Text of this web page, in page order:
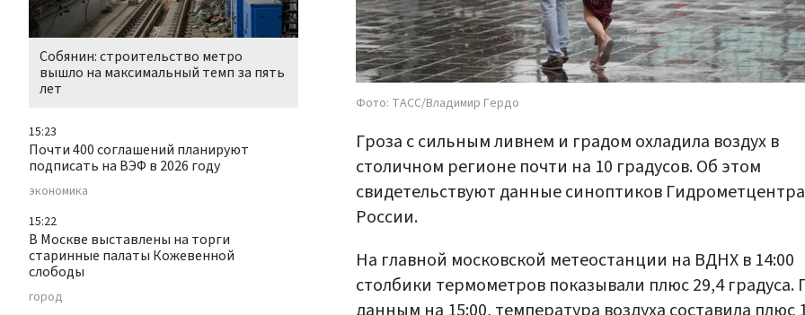
Собянин: строительство метро
вышло на максимальный темп за пять
лет
15:23
Почти 400 соглашений планируют
подписать на ВЭФ в 2026 году
экономика
15:22
В Москве выставлены на торги
старинные палаты Кожевенной
слободы
город
Фото: ТАСС/Владимир Гердо
Гроза с сильным ливнем и градом охладила воздух в
столичном регионе почти на 10 градусов. Об этом
свидетельствуют данные синоптиков Гидрометцентра
России.
На главной московской метеостанции на ВДНХ в 14:00
столбики термометров показывали плюс 29,4 градуса.